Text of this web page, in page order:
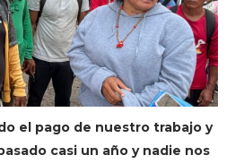
el pago de nuestro trabajo y
casi un año y nadie nos